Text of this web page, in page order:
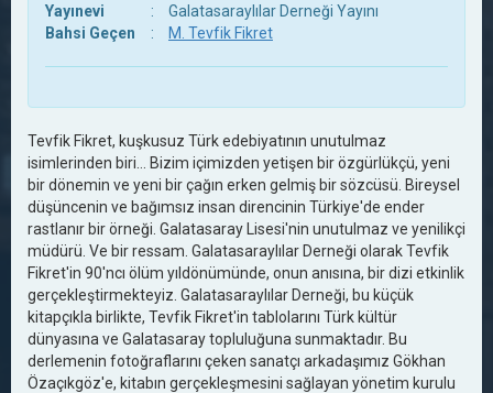
Yayınevi
:
Galatasaraylılar Derneği Yayını
Bahsi Geçen
: M. Tevfik Fikret
Tevfik Fikret, kuşkusuz Türk edebiyatının unutulmaz
isimlerinden biri… Bizim içimizden yetişen bir özgürlükçü, yeni
bir dönemin ve yeni bir çağın erken gelmiş bir sözcüsü. Bireysel
düşüncenin ve bağımsız insan direncinin Türkiye'de ender
rastlanır bir örneği. Galatasaray Lisesi'nin unutulmaz ve yenilikçi
müdürü. Ve bir ressam. Galatasaraylılar Derneği olarak Tevfik
Fikret'in 90'ncı ölüm yıldönümünde, onun anısına, bir dizi etkinlik
gerçekleştirmekteyiz. Galatasaraylılar Derneği, bu küçük
kitapçıkla birlikte, Tevfik Fikret'in tablolarını Türk kültür
dünyasına ve Galatasaray topluluğuna sunmaktadır. Bu
derlemenin fotoğraflarını çeken sanatçı arkadaşımız Gökhan
Özaçıkgöz'e, kitabın gerçekleşmesini sağlayan yönetim kurulu